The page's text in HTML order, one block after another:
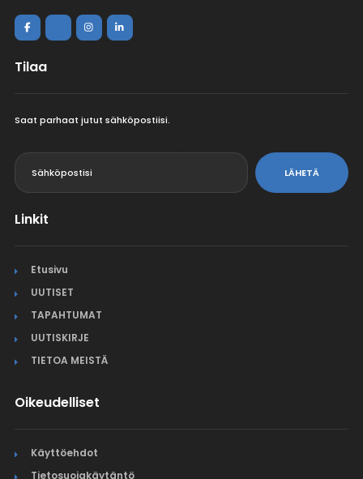
Tilaa
Saat parhaat jutut sähköpostiisi.
LÄHETÄ
Linkit
Etusivu
UUTISET
TAPAHTUMAT
UUTISKIRJE
TIETOA MEISTÄ
Oikeudelliset
Käyttöehdot
Tietosuojakäytäntö